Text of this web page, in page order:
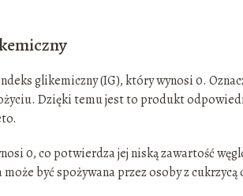
glikemiczny (IG), który wynosi 0.
Dzięki temu jest to produkt
0, co potwierdza jej niską zawartość
być spożywana przez osoby z cukrzycą